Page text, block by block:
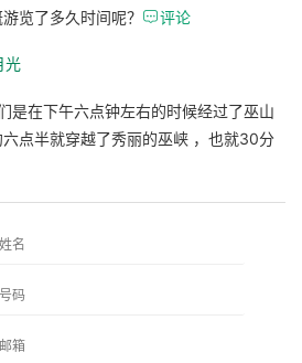
览了多久时间呢？ 评论
光
是在下午六点钟左右的时候经过了巫山
点半就穿越了秀丽的巫峡 ，也就30分